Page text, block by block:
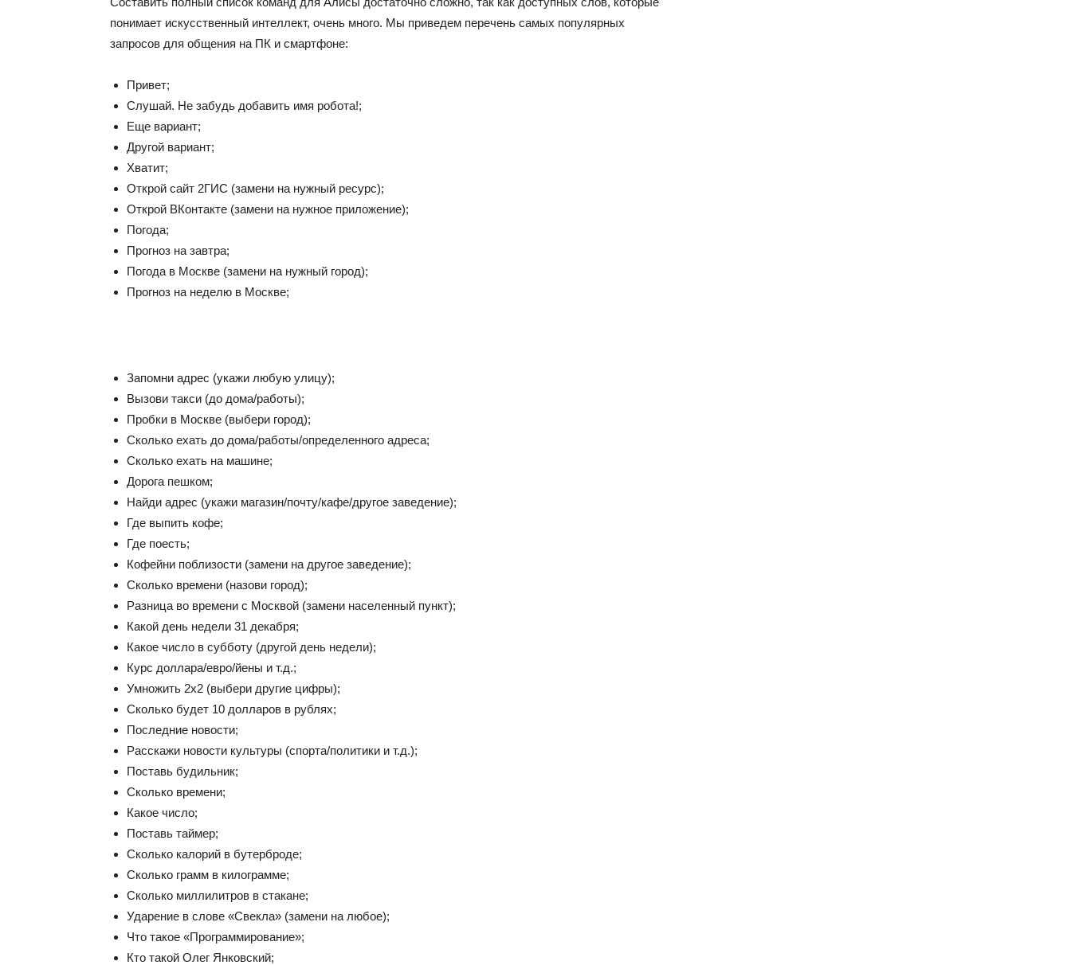
понимает искусственный интеллект, очень много. Мы приведем перечень самых популярных
запросов для общения на ПК и смартфоне:
Привет;
Слушай. Не забудь добавить имя робота!;
Еще вариант;
Другой вариант;
Хватит;
Открой сайт 2ГИС (замени на нужный ресурс);
Открой ВКонтакте (замени на нужное приложение);
Погода;
Прогноз на завтра;
Погода в Москве (замени на нужный город);
Прогноз на неделю в Москве;
Запомни адрес (укажи любую улицу);
Вызови такси (до дома/работы);
Пробки в Москве (выбери город);
Сколько ехать до дома/работы/определенного адреса;
Сколько ехать на машине;
Дорога пешком;
Найди адрес (укажи магазин/почту/кафе/другое заведение);
Где выпить кофе;
Где поесть;
Кофейни поблизости (замени на другое заведение);
Сколько времени (назови город);
Разница во времени с Москвой (замени населенный пункт);
Какой день недели 31 декабря;
Какое число в субботу (другой день недели);
Курс доллара/евро/йены и т.д.;
Умножить 2х2 (выбери другие цифры);
Сколько будет 10 долларов в рублях;
Последние новости;
Расскажи новости культуры (спорта/политики и т.д.);
Поставь будильник;
Сколько времени;
Какое число;
Поставь таймер;
Сколько калорий в бутерброде;
Сколько грамм в килограмме;
Сколько миллилитров в стакане;
Ударение в слове «Свекла» (замени на любое);
Что такое «Программирование»;
Кто такой Олег Янковский;